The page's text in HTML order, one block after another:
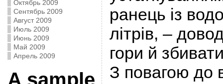
Октябрь 2009
Сентябрь 2009
Август 2009
Июль 2009
Июнь 2009
Май 2009
Апрель 2009
A sample
ранець із
літрів, –
гори й
З повагою до